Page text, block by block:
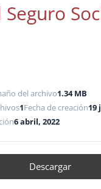
Seguro
del archivo1.34 MB
1Fecha de creación19
6 abril, 2022
Descargar